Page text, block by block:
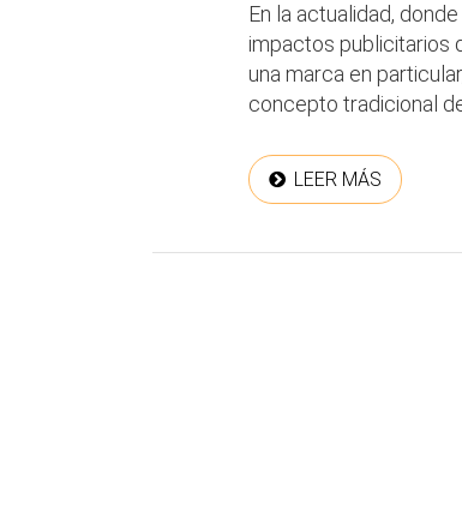
En la actualidad,
impactos publicitarios
una marca en
concepto tradicional
LEER MÁS